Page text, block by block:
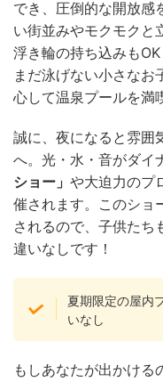
でき、圧倒的な開放感
い街並みやモクモクと
浮き輪の持ち込みも
まだ泳げない小さなお
心して温泉プールを満
誠に、夜になると雰囲
へ。光・水・音がダイ
ショー」 や大迫力のプ
催されます。このショ
されるので、子供たち
違いなしです！
夏期限定の屋内
いなし
もしあなたが出かける